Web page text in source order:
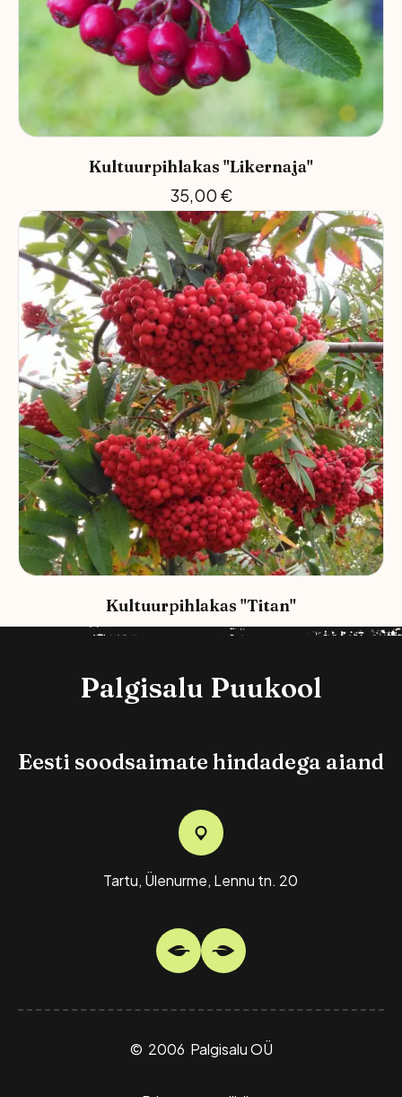
Kultuurpihlakas "Likernaja"
35,00 €
Kultuurpihlakas "Titan"
35,00 €
Kuvatakse kõik 19 tulemust
Palgisalu Puukool
Eesti soodsaimate hindadega aiand
Tartu, Ülenurme, Lennu tn. 20
© 2006 Palgisalu OÜ